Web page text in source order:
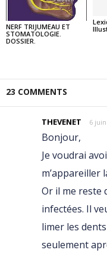
NERF TRIJUMEAU ET
STOMATOLOGIE.
DOSSIER.
23 COMMENTS
THEVENET 6 juin
Bonjour,
Je voudrai
m’appareiller
Or il me reste
infectées. Il
limer les
seulement